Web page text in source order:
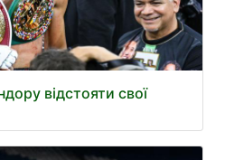
відстояти свої